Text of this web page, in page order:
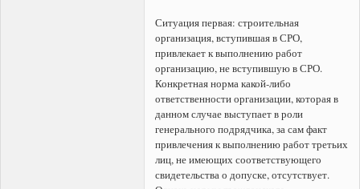
Ситуация первая: строительная
организация, вступившая в СРО,
привлекает к выполнению работ
организацию, не вступившую в СРО.
Конкретная норма какой-либо
ответственности организации, которая в
данном случае выступает в роли
генерального подрядчика, за сам факт
привлечения к выполнению работ третьих
лиц, не имеющих соответствующего
свидетельства о допуске, отсутствует.